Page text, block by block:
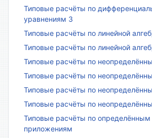
Типовые расчёты по
уравнениям 3
Типовые расчёты по линейной
Типовые расчёты по линейной
Типовые расчёты по
Типовые расчёты по
Типовые расчёты по
Типовые расчёты по
Типовые расчёты по определённым
приложениям